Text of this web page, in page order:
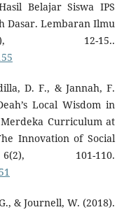
Belajar Siswa IPS
Dasar. Lembaran Ilmu
12-15..
D. F., & Jannah, F.
Local Wisdom in
Curriculum at
Innovation of Social
101-110.
& Journell, W. (2018).